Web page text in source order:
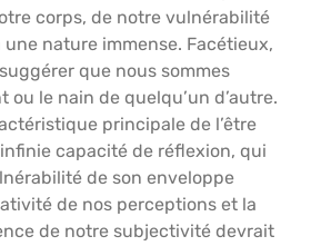
corps, de notre vulnérabilité
nature immense. Facétieux,
que nous sommes
ou le nain de quelqu’un d’autre.
principale de l’être
capacité de réflexion, qui
de son enveloppe
de nos perceptions et la
de notre subjectivité devrait